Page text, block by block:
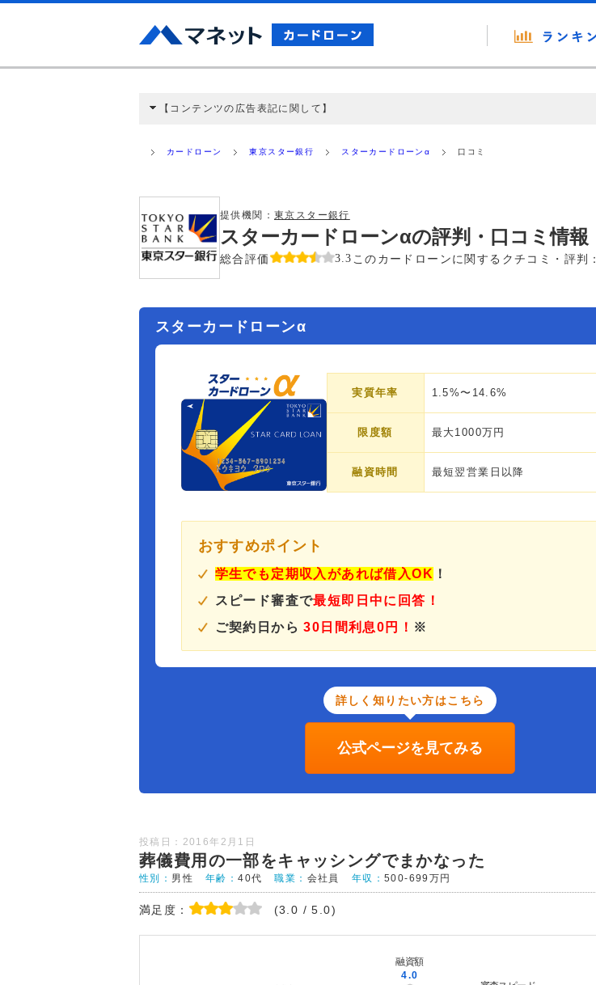
【コンテンツの広告表記に関して】
ミ収集などに基づき、公平性を担保した情報提供を行っています。
カードローン 東京スター銀行 スターカードローンα 口コミ
提供機関： 東京スター銀行
スターカードローンαの評判・口コミ情報
総合評価 3.3 このカードローンに関するクチコミ・評判：
スターカードローンα
実質年率 1.5%〜14.6%
限度額 最大1000万円
融資時間 最短翌営業日以降
おすすめポイント
学生でも定期収入があれば借入OK ！
スピード審査で最短即日中に回答！
ご契約日から 30日間利息0円！ ※
詳しく知りたい方はこちら
公式ページを見てみる
投稿日：2016年2月1日
葬儀費用の一部をキャッシングでまかなった
性別： 男性 年齢：40代 職業： 会社員 年収：500-699万円
満足度： (3.0 / 5.0)